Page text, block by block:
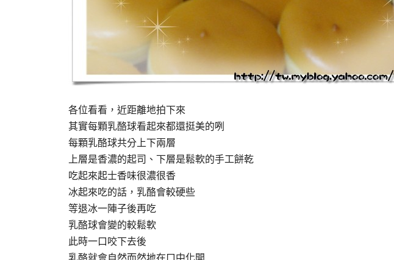
各位看看，近距離地拍下來
其實每顆乳酪球看起來都還挺美的咧
每顆乳酪球共分上下兩層
上層是香濃的起司、下層是鬆軟的手工餅乾
吃起來起士香味很濃很香
冰起來吃的話，乳酪會較硬些
等退冰一陣子後再吃
乳酪球會變的較鬆軟
此時一口咬下去後
乳酪就會自然而然地在口中化開